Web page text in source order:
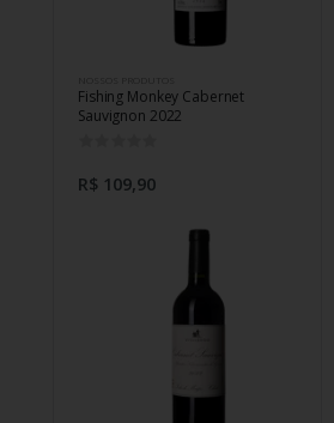
Fishing Monkey Cabernet
Sauvignon 2022
R$ 109,90